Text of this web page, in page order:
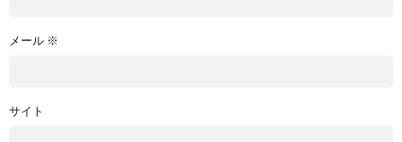
メール ※
サイト